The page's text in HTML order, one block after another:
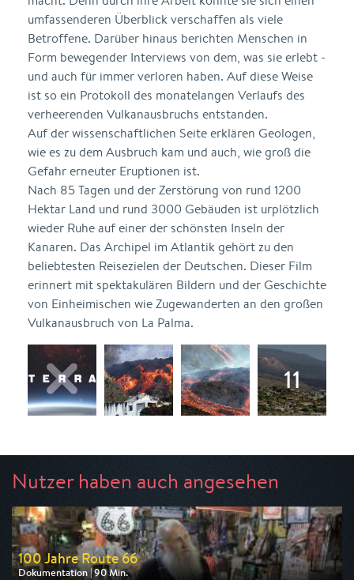
umfassenderen Überblick verschaffen als viele
Betroffene. Darüber hinaus berichten Menschen in
Form bewegender Interviews von dem, was sie erlebt -
und auch für immer verloren haben. Auf diese Weise
ist so ein Protokoll des monatelangen Verlaufs des
verheerenden Vulkanausbruchs entstanden.
Auf der wissenschaftlichen Seite erklären Geologen,
wie es zu dem Ausbruch kam und auch, wie groß die
Gefahr erneuter Eruptionen ist.
Nach 85 Tagen und der Zerstörung von rund 1200
Hektar Land und rund 3000 Gebäuden ist urplötzlich
wieder Ruhe auf einer der schönsten Inseln der
Kanaren. Das Archipel im Atlantik gehört zu den
beliebtesten Reisezielen der Deutschen. Dieser Film
erinnert mit spektakulären Bildern und der Geschichte
von Einheimischen wie Zugewanderten an den großen
Vulkanausbruch von La Palma.
Nutzer haben auch angesehen
100 Jahre Route 66
Dokumentation | 90 Min.